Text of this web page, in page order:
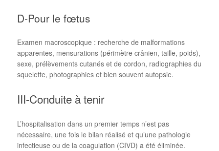
D-Pour le fœtus
Examen macroscopique : recherche de malformations
apparentes, mensurations (périmètre crânien, taille, poids),
sexe, prélèvements cutanés et de cordon, radiographies du
squelette, photographies et bien souvent autopsie.
III-Conduite à tenir
L’hospitalisation dans un premier temps n’est pas
nécessaire, une fois le bilan réalisé et qu’une pathologie
infectieuse ou de la coagulation (CIVD) a été éliminée.